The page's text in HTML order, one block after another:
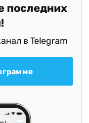
последних
в Telegram